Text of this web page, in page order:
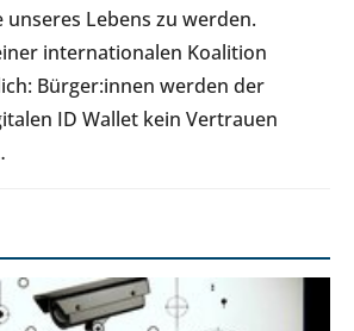
Lebens zu werden.
internationalen Koalition
Bürger:innen werden der
ID Wallet kein Vertrauen